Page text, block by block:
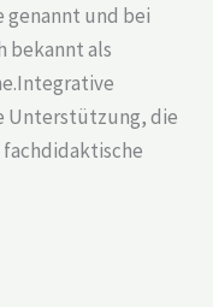
genannt und bei
bekannt als
Unterstützung, die
fachdidaktische